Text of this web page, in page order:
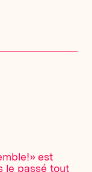
est
le passé tout